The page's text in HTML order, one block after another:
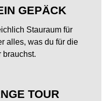
GEPÄCK
Stauraum für
alles, was du für die
brauchst.
TOUR